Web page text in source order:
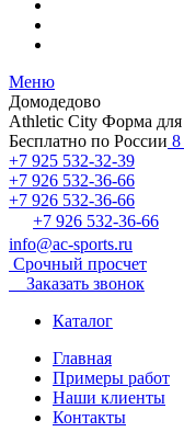
Меню
Домодедово
Athletic City Форма для
Бесплатно по России 8
+7 925 532-32-39
+7 926 532-36-66
+7 926 532-36-66
+7 926 532-36-66
info@ac-sports.ru
Срочный просчет
Заказать звонок
Каталог
Главная
Примеры работ
Наши клиенты
Контакты